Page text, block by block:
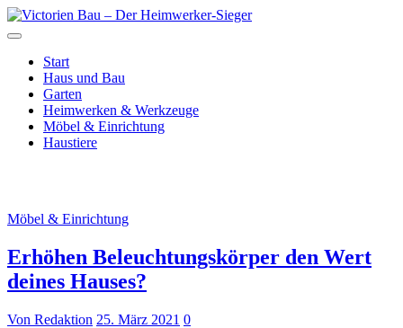
Zum
Inhalt
Victorien Bau – Der
Heimwerker-Sieger
Start
Haus und Bau
Garten
Heimwerken & Werkzeuge
Möbel & Einrichtung
Haustiere
Möbel & Einrichtung
Erhöhen Beleuchtungskörper den Wert
deines Hauses?
Von Redaktion 25. März 2021 0